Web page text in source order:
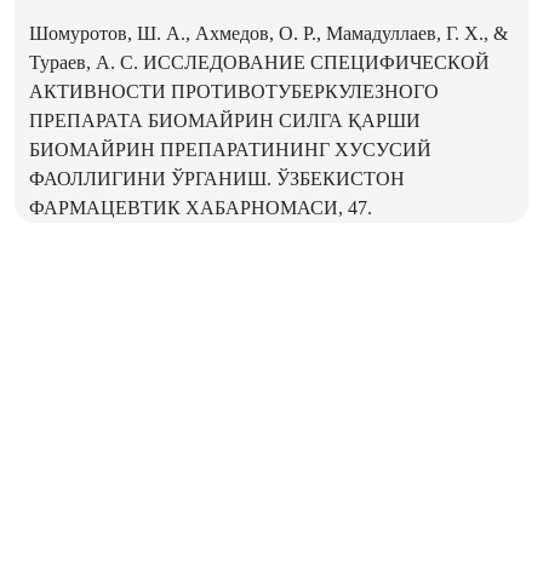
Шомуротов, Ш. А., Ахмедов, О. Р., Мамадуллаев, Г. Х., &
Тураев, А. С. ИССЛЕДОВАНИЕ СПЕЦИФИЧЕСКОЙ
АКТИВНОСТИ ПРОТИВОТУБЕРКУЛЕЗНОГО
ПРЕПАРАТА БИОМАЙРИН СИЛГА ҚАРШИ
БИОМАЙРИН ПРЕПАРАТИНИНГ ХУСУСИЙ
ФАОЛЛИГИНИ ЎРГАНИШ. ЎЗБЕКИСТОН
ФАРМАЦЕВТИК ХАБАРНОМАСИ, 47.